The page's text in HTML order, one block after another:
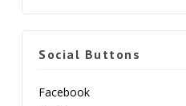
Social Buttons
Facebook